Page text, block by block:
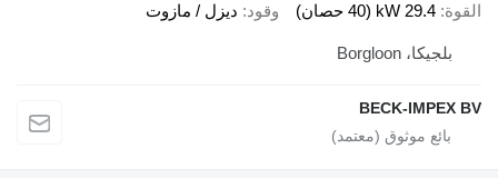
القوة 29.4 kW (40 حصان) وقود ديزل / مازوت
بلجيكا، Borgloon
BECK-IMPEX BV